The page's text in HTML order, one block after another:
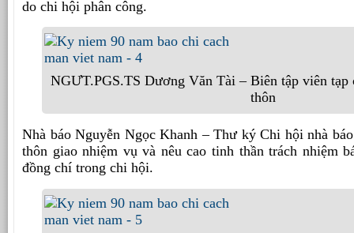
do chi hội phân công.
NGƯT.PGS.TS Dương Văn Tài – Biên tập viên tạp
thôn
Nhà báo Nguyễn Ngọc Khanh – Thư ký Chi hội nhà
thôn giao nhiệm vụ và nêu cao tinh thần trách nhiệm
đồng chí trong chi hội.